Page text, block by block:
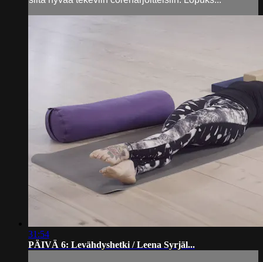
31:54
PÄIVÄ 6: Levähdyshetki / Leena Syrjäl...